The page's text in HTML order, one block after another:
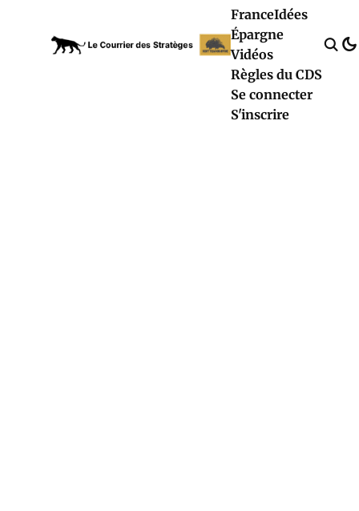
FranceIdées
Épargne
Vidéos
Règles du CDS
Se connecter
S'inscrire